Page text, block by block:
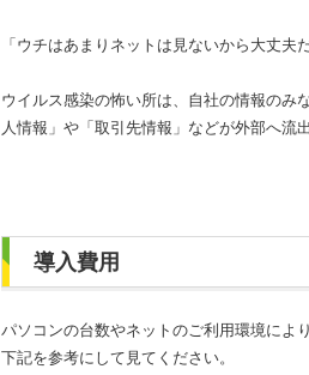
「ウチはあまりネットは見ないから大丈夫
ウイルス感染の怖い所は、自社の情報のみ
人情報」や「取引先情報」などが外部へ流
導入費用
パソコンの台数やネットのご利用環境によ
下記を参考にして見てください。